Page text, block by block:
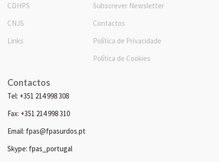
CDHPS
CNJS
Links
Subscrever Newsletter
Contactos
Política de Privacidade
Política de Cookies
Contactos
Tel: +351 214 998 308
Fax: +351 214 998 310
Email: fpas@fpasurdos.pt
Skype: fpas_portugal